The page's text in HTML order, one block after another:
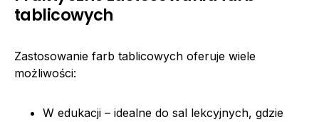
tablicowych
Zastosowanie farb tablicowych oferuje wiele
możliwości:
W edukacji – idealne do sal lekcyjnych, gdzie